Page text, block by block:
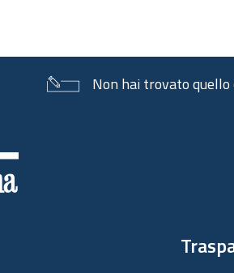
Non hai trovato quello